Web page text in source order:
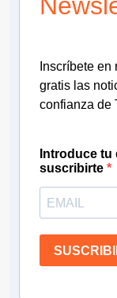
Inscríbete
gratis las
confianza de
Introduce
suscribirte